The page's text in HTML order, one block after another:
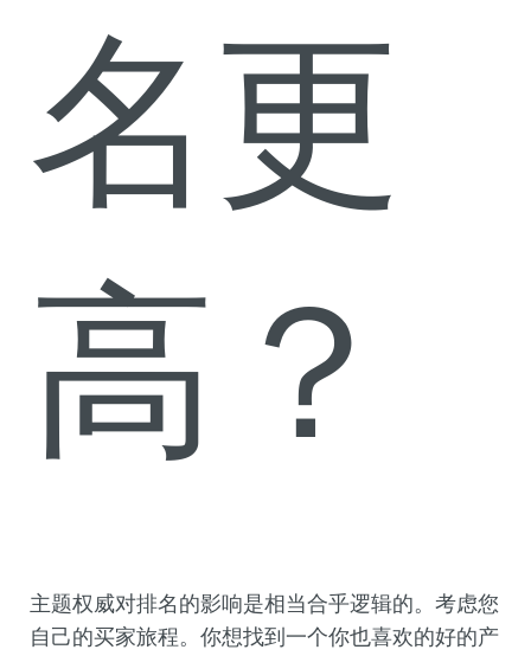
名更
高？
主题权威对排名的影响是相当合乎逻辑的。考虑您
自己的买家旅程。你想找到一个你也喜欢的好的产